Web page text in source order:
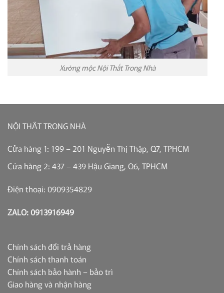
Xưởng mộc Nội Thất Trong Nhà
NỘI THẤT TRONG NHÀ
Cửa hàng 1: 199 – 201 Nguyễn Thị Thập, Q7, TPHCM
Cửa hàng 2: 437 – 439 Hậu Giang, Q6, TPHCM
Điện thoại: 0909354829
ZALO: 0913916949
Chính sách đổi trả hàng
Chính sách thanh toán
Chính sách bảo hành – bảo trì
Giao hàng và nhận hàng